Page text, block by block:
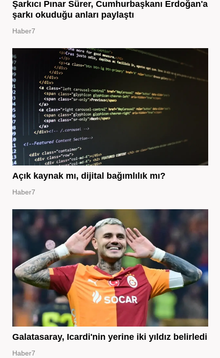
Şarkıcı Pınar Sürer, Cumhurbaşkanı Erdoğan'a
şarkı okuduğu anları paylaştı
Haber7
Açık kaynak mı, dijital bağımlılık mı?
Haber7
Galatasaray, Icardi'nin yerine iki yıldız belirledi
Haber7